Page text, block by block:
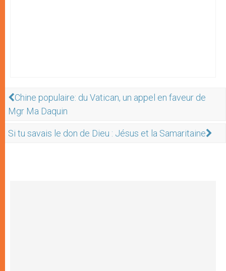
Chine populaire: du Vatican, un appel en faveur de
Mgr Ma Daquin
Si tu savais le don de Dieu : Jésus et la Samaritaine